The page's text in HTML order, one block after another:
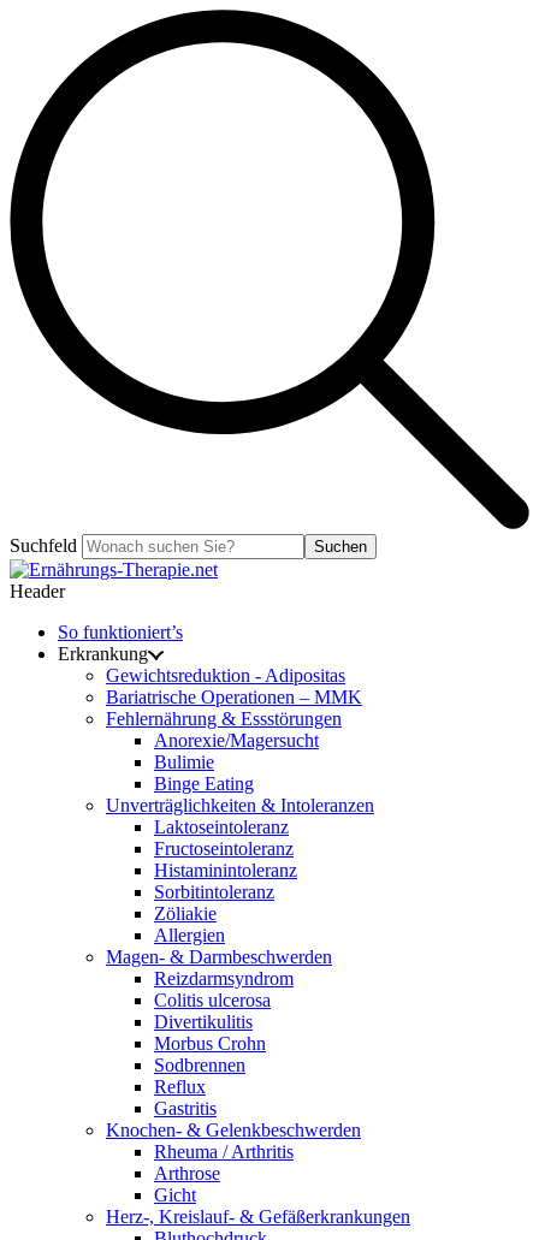
Suchfeld Suchen
Header
So funktioniert’s
Erkrankung
Gewichtsreduktion - Adipositas
Bariatrische Operationen – MMK
Fehlernährung & Essstörungen
Anorexie/Magersucht
Bulimie
Binge Eating
Unverträglichkeiten & Intoleranzen
Laktoseintoleranz
Fructoseintoleranz
Histaminintoleranz
Sorbitintoleranz
Zöliakie
Allergien
Magen- & Darmbeschwerden
Reizdarmsyndrom
Colitis ulcerosa
Divertikulitis
Morbus Crohn
Sodbrennen
Reflux
Gastritis
Knochen- & Gelenkbeschwerden
Rheuma / Arthritis
Arthrose
Gicht
Herz-, Kreislauf- & Gefäßerkrankungen